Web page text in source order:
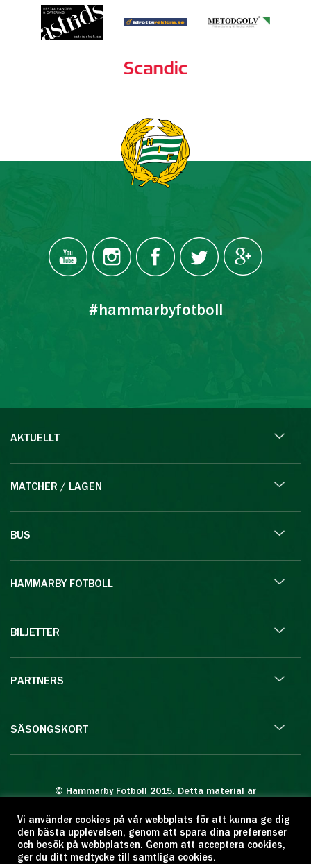
#hammarbyfotboll
AKTUELLT
MATCHER / LAGEN
BUS
HAMMARBY FOTBOLL
BILJETTER
PARTNERS
SÄSONGSKORT
© Hammarby Fotboll 2015. Detta material är
Eftertryck eller annan kopiering är förbjuden.
Citera oss gärna men ange källan:
www.hammarbyfotboll.se. Ansvarig utgivare:
Vi använder cookies på vår webbplats för att kunna ge dig
den bästa upplevelsen, genom att spara dina preferenser
och besök på webbplatsen. Genom att acceptera cookies,
ger du ditt medtycke till samtliga cookies.